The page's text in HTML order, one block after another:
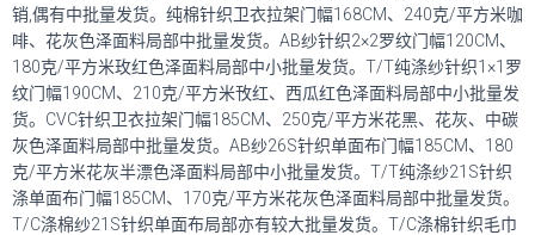
销,偶有中批量发货。纯棉针织卫衣拉架门幅168CM、240克/平方米咖
啡、花灰色泽面料局部中批量发货。AB纱针织2×2罗纹门幅120CM、
180克/平方米玫红色泽面料局部中小批量发货。T/T纯涤纱针织1×1罗
纹门幅190CM、210克/平方米攼红、西瓜红色泽面料局部中小批量发
货。CVC针织卫衣拉架门幅185CM、250克/平方米花黑、花灰、中碳
灰色泽面料局部中批量发货。AB纱26S针织单面布门幅185CM、180
克/平方米花灰半漂色泽面料局部中小批量发货。T/T纯涤纱21S针织
涤单面布门幅185CM、170克/平方米花灰色泽面料局部中批量发货。
T/C涤棉纱21S针织单面布局部亦有较大批量发货。T/C涤棉针织毛巾